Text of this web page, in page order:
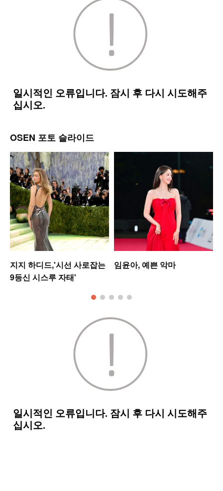
OSEN 포토 슬라이드
지지 하디드,'시선 사로잡는
9등신 시스루 자태'
임윤아, 예쁜 악마